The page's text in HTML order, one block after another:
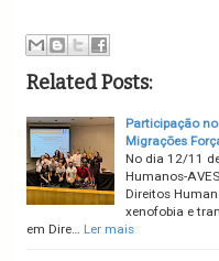
Related Posts:
Participação
Migrações
No dia 12/11
Humanos-
Direitos
xenofobia e
em Dire… Ler mais